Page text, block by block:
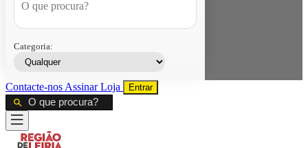
Categoria:
Contacte-nos AssinarLoja Entrar